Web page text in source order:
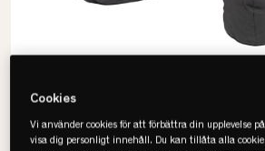
Cookies
Vi använder cookies för att förbättra din upplevelse
visa dig personligt innehåll. Du kan tillåta alla